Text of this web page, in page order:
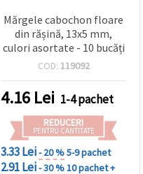
Mărgele cabochon floare
din rășină, 13x5 mm,
culori asortate - 10 bucăți
COD: 119092
4.16 Lei 1-4 pachet
REDUCERI
PENTRU CANTITATE
3.33 Lei- 20 %5-9 pachet
2.91 Lei- 30 %10 pachet +